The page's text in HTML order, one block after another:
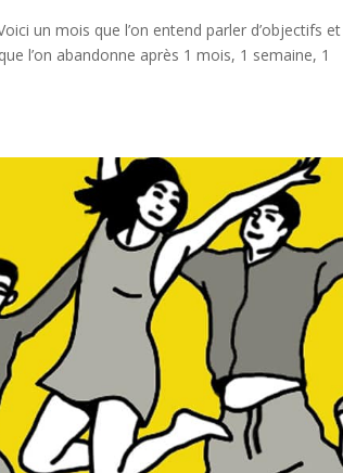
un mois que l’on entend parler d’objectifs
l’on abandonne après 1 mois, 1 semaine, 1